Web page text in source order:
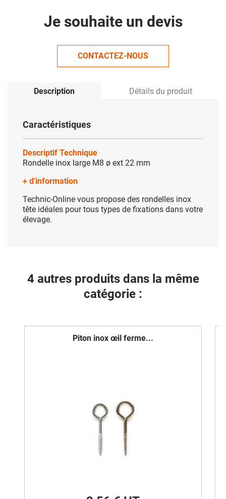
Je souhaite un devis
CONTACTEZ-NOUS
Description Détails du produit
Caractéristiques
Descriptif Technique
Rondelle inox large M8 ø ext 22 mm
+ d'information
Technic-Online vous propose des rondelles inox
tête idéales pour tous types de fixations dans votre
élevage.
4 autres produits dans la même
catégorie :
Piton inox œil ferme...